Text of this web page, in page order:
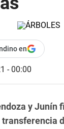
en
- 00:00
y Junín
transferencia